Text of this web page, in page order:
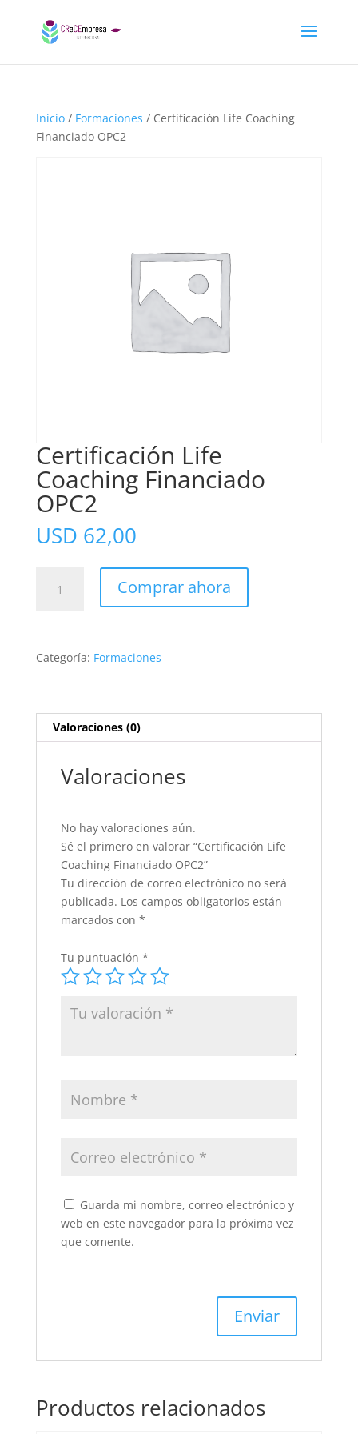
Inicio/ Formaciones / Certificación Life Coaching
Financiado OPC2
Certificación Life
Coaching Financiado
OPC2
USD 62,00
cantidad
Comprar ahora
Categoría: Formaciones
Valoraciones (0)
Valoraciones
No hay valoraciones aún.
Sé el primero en valorar “Certificación Life
Coaching Financiado OPC2”
Tu dirección de correo electrónico no será
publicada. Los campos obligatorios están
marcados con *
Tu puntuación *
Guarda mi nombre, correo electrónico y
web en este navegador para la próxima vez
que comente.
Productos relacionados